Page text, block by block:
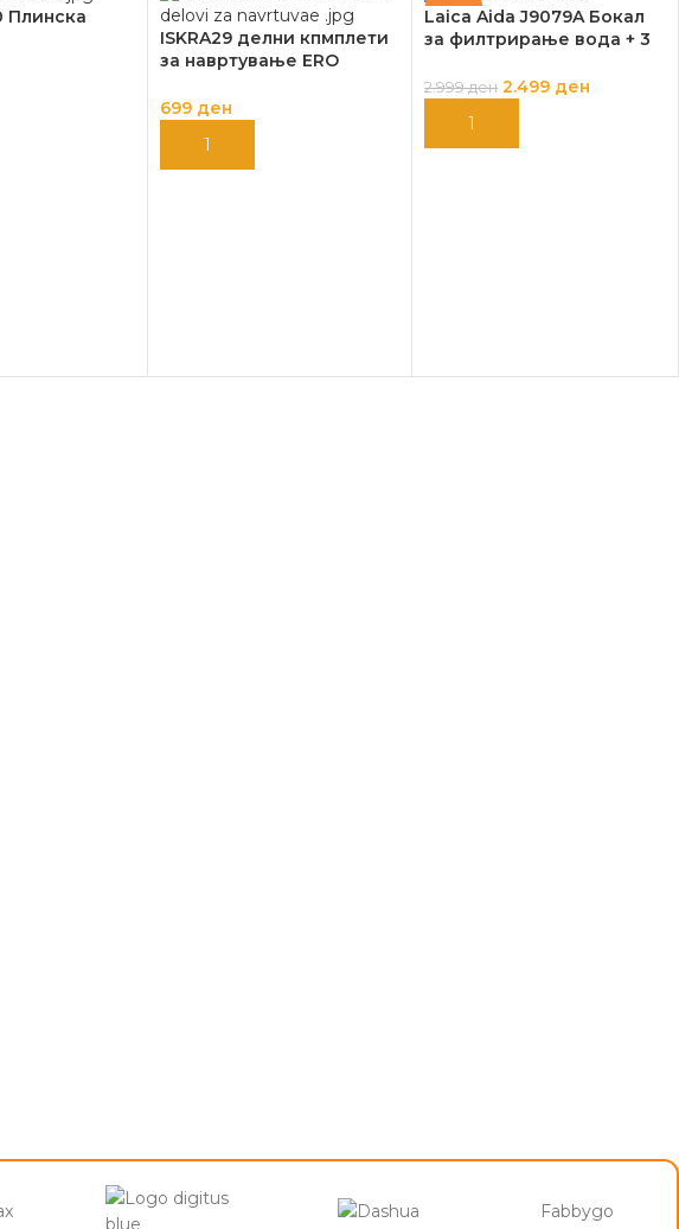
Плинска
КОШНИЦА
ISKRA29 делни кпмплети
за навртување ERO
699 ден
ДОДАЈ ВО КОШНИЦА
-17%
Laica Aida J9079A Бокал
за филтрирање вода + 3
ПОДАРОК
2.999ден 2.499 ден
ДОДАЈ ВО КОШНИЦА
Fabbygo